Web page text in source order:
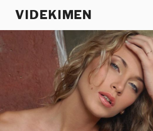
VIDEKIMEN